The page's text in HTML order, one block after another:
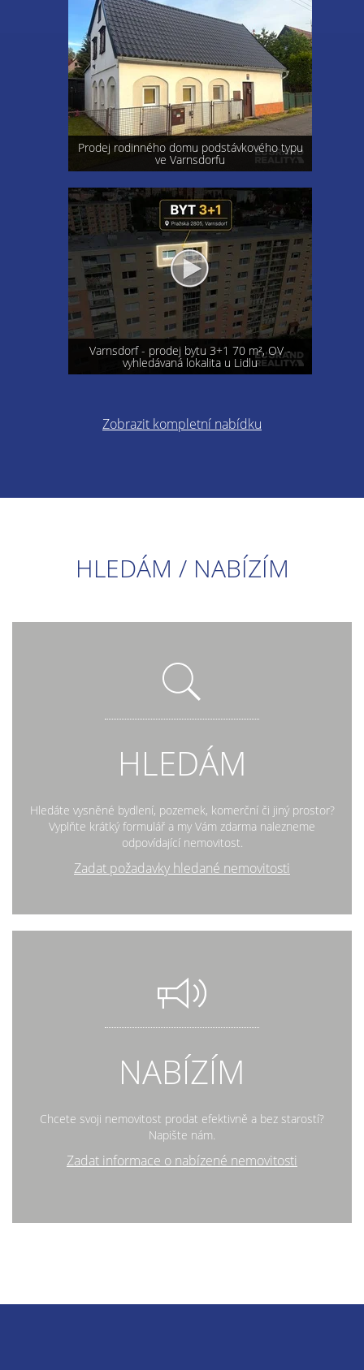
Prodej rodinného domu podstávkového typu
ve Varnsdorfu
Varnsdorf - prodej bytu 3+1 70 m², OV -
vyhledávaná lokalita u Lidlu
Zobrazit kompletní nabídku
HLEDÁM / NABÍZÍM
HLEDÁM
Hledáte vysněné bydlení, pozemek, komerční či jiný prostor?
Vyplňte krátký formulář a my Vám zdarma nalezneme
odpovídající nemovitost.
Zadat požadavky hledané nemovitosti
NABÍZÍM
Chcete svoji nemovitost prodat efektivně a bez starostí?
Napište nám.
Zadat informace o nabízené nemovitosti